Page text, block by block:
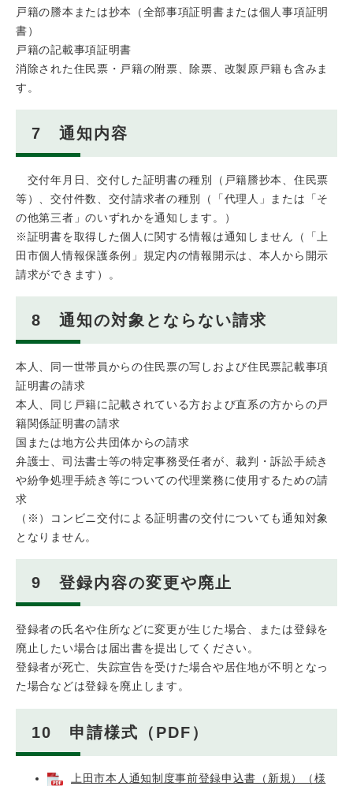
戸籍の謄本または抄本（全部事項証明書または個人事項証明
書）
戸籍の記載事項証明書
消除された住民票・戸籍の附票、除票、改製原戸籍も含みま
す。
7 通知内容
交付年月日、交付した証明書の種別（戸籍謄抄本、住民票
等）、交付件数、交付請求者の種別（「代理人」または「そ
の他第三者」のいずれかを通知します。）
※証明書を取得した個人に関する情報は通知しません（「上
田市個人情報保護条例」規定内の情報開示は、本人から開示
請求ができます）。
8 通知の対象とならない請求
本人、同一世帯員からの住民票の写しおよび住民票記載事項
証明書の請求
本人、同じ戸籍に記載されている方および直系の方からの戸
籍関係証明書の請求
国または地方公共団体からの請求
弁護士、司法書士等の特定事務受任者が、裁判・訴訟手続き
や紛争処理手続き等についての代理業務に使用するための請
求
（※）コンビニ交付による証明書の交付についても通知対象
となりません。
9 登録内容の変更や廃止
登録者の氏名や住所などに変更が生じた場合、または登録を
廃止したい場合は届出書を提出してください。
登録者が死亡、失踪宣告を受けた場合や居住地が不明となっ
た場合などは登録を廃止します。
10 申請様式（PDF）
上田市本人通知制度事前登録申込書（新規）（様